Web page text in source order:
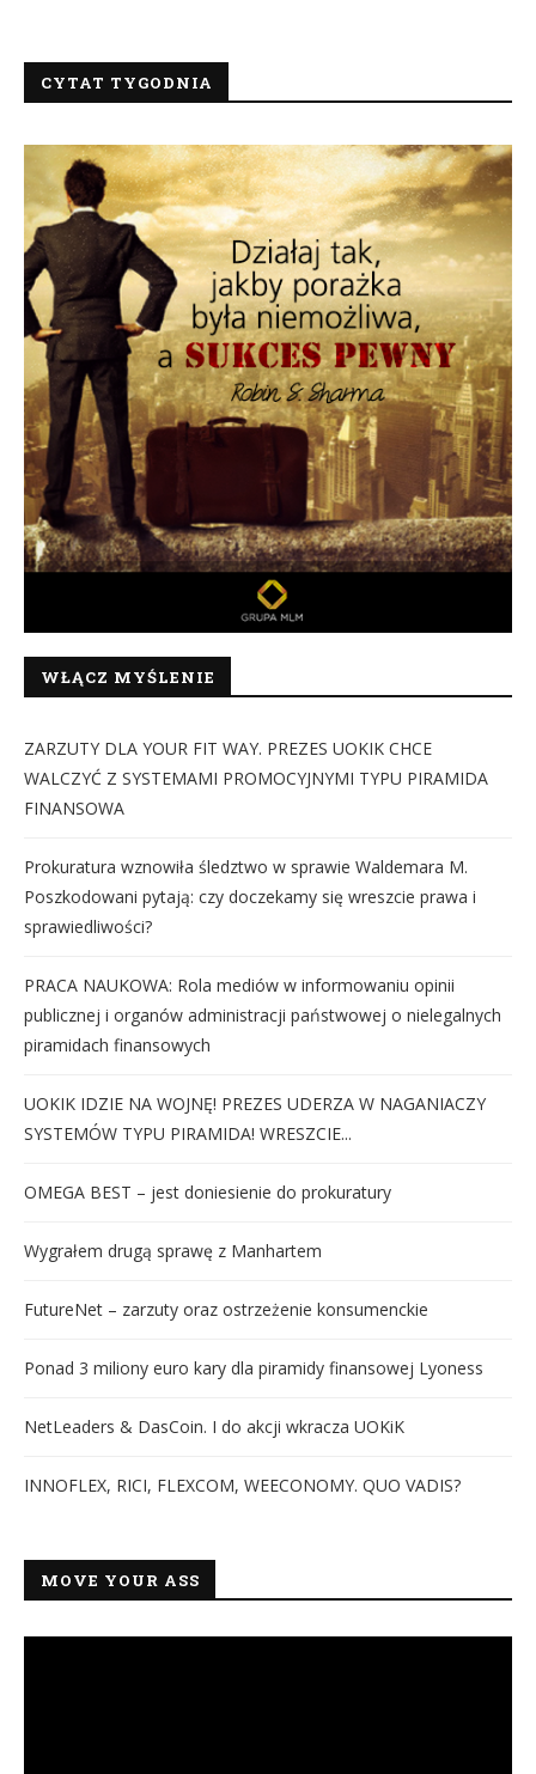
CYTAT TYGODNIA
WŁĄCZ MYŚLENIE
ZARZUTY DLA YOUR FIT WAY. PREZES UOKIK CHCE
WALCZYĆ Z SYSTEMAMI PROMOCYJNYMI TYPU PIRAMIDA
FINANSOWA
Prokuratura wznowiła śledztwo w sprawie Waldemara M.
Poszkodowani pytają: czy doczekamy się wreszcie prawa i
sprawiedliwości?
PRACA NAUKOWA: Rola mediów w informowaniu opinii
publicznej i organów administracji państwowej o nielegalnych
piramidach finansowych
UOKIK IDZIE NA WOJNĘ! PREZES UDERZA W NAGANIACZY
SYSTEMÓW TYPU PIRAMIDA! WRESZCIE...
OMEGA BEST – jest doniesienie do prokuratury
Wygrałem drugą sprawę z Manhartem
FutureNet – zarzuty oraz ostrzeżenie konsumenckie
Ponad 3 miliony euro kary dla piramidy finansowej Lyoness
NetLeaders & DasCoin. I do akcji wkracza UOKiK
INNOFLEX, RICI, FLEXCOM, WEECONOMY. QUO VADIS?
MOVE YOUR ASS